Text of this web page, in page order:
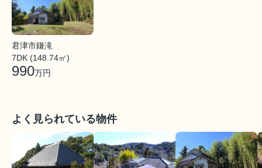
君津市鎌滝
7DK (148.74㎡)
990万円
よく見られている物件